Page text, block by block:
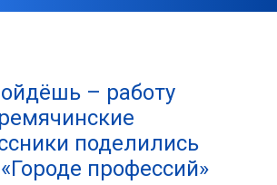
– работу
поделились
профессий»